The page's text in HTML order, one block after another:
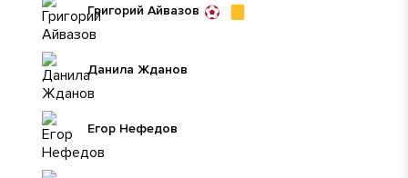
Григорий Айвазов
Данила Жданов
Егор Нефедов